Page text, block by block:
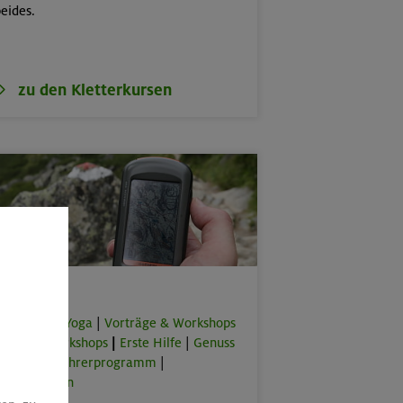
zu den Kletterkursen
Workouts & Yoga
Vorträge & Workshops
Online-Workshops Erste Hilfe
Genuss
Bergführerprogramm
Arbeitstouren